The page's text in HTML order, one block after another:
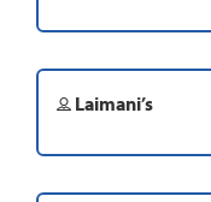
Laimani’s